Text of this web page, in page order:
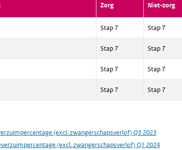
Zorg Niet-zorg
Stap 7 Stap 7
Stap 7 Stap 7
Stap 7 Stap 7
Stap 7 Stap 7
(excl. zwangerschapsverlof) Q3 2023
(excl. zwangerschapsverlof) Q1 2024